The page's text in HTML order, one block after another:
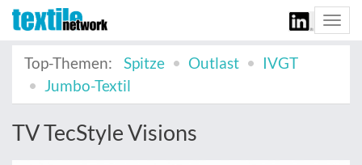
Top-Themen:
Spitze Outlast
IVGT
Jumbo-Textil
TV TecStyle Visions